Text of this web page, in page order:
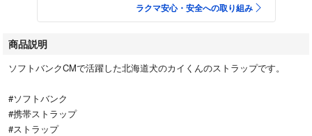
ラクマ安心・安全への取り組み
商品説明
ソフトバンクCMで活躍した北海道犬のカイくんのストラップです。
#ソフトバンク
#携帯ストラップ
#ストラップ